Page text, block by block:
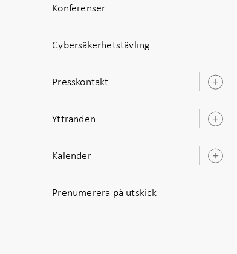
Konferenser
Cybersäkerhetstävling
Presskontakt
Yttranden
Kalender
Prenumerera på utskick